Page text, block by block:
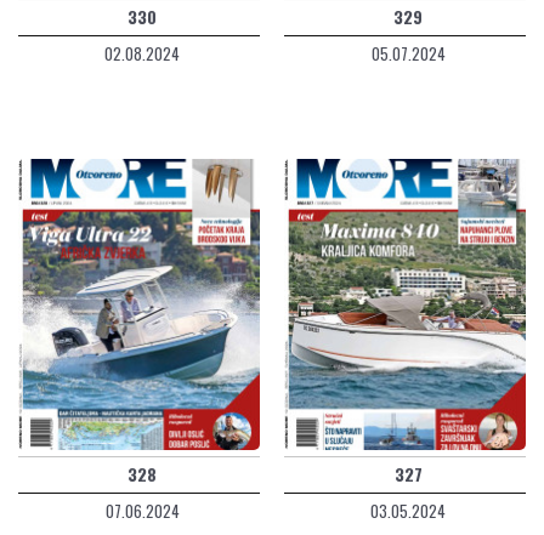
330
02.08.2024
329
05.07.2024
328
07.06.2024
327
03.05.2024